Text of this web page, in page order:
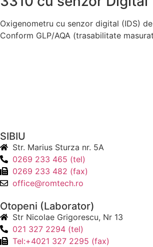
Oxigenometru cu senzor digital (IDS)
Conform GLP/AQA (trasabilitate
SIBIU
Str. Marius Sturza nr. 5A
0269 233 465 (tel)
0269 233 482 (fax)
office@romtech.ro
Otopeni (Laborator)
Str Nicolae Grigorescu, Nr 13
021 327 2294 (tel)
Tel:+4021 327 2295 (fax)